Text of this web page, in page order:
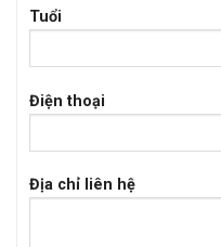
Tuổi
Điện thoại
Địa chỉ liên hệ